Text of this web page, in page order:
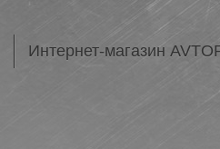
Интернет-магазин